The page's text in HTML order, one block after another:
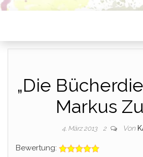
„Die
Markus
4. März 2013 2 Von
Bewertung: